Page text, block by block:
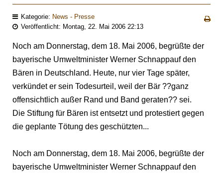
Kategorie: News - Presse
Veröffentlicht: Montag, 22. Mai 2006 22:13
Noch am Donnerstag, dem 18. Mai 2006, begrüßte der
bayerische Umweltminister Werner Schnappauf den
Bären in Deutschland. Heute, nur vier Tage später,
verkündet er sein Todesurteil, weil der Bär ??ganz
offensichtlich außer Rand und Band geraten?? sei.
Die Stiftung für Bären ist entsetzt und protestiert gegen
die geplante Tötung des geschützten...
Noch am Donnerstag, dem 18. Mai 2006, begrüßte der
bayerische Umweltminister Werner Schnappauf den